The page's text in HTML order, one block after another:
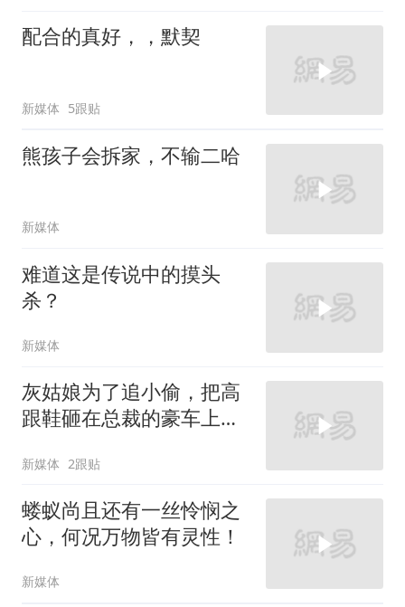
配合的真好，，默契
新媒体 5跟贴
熊孩子会拆家，不输二哈
新媒体
难道这是传说中的摸头
杀？
新媒体
灰姑娘为了追小偷，把高
跟鞋砸在总裁的豪车上，
新媒体 2跟贴
蝼蚁尚且还有一丝怜悯之
心，何况万物皆有灵性！
新媒体